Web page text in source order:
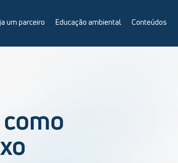
um parceiro Educação ambiental Conteúdos